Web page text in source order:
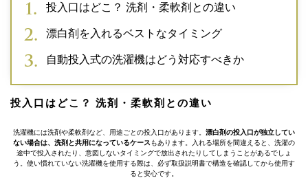
投入口はどこ？ 洗剤・柔軟剤との違い
漂白剤を入れるベストなタイミング
自動投入式の洗濯機はどう対応すべきか
投入口はどこ？ 洗剤・柔軟剤との違い
洗濯機には洗剤や柔軟剤など、用途ごとの投入口があります。 漂白剤の投入口が独立してい
ない場合は、洗剤と共用になっているケース もあります。入れる場所を間違えると、洗濯の
途中で投入されたり、意図しないタイミングで放出されたりしてしまうことがあるでしょ
う。使い慣れていない洗濯機を使用する際は、必ず取扱説明書で構造を確認してから使用す
ると安心です。